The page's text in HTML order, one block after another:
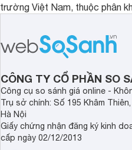
trường Việt Nam, thuộc phân
hướng đến nhu cầu di chuyển
ngày của người dùng.
CÔNG TY CỔ PHẦN SO
Công cụ so sánh giá online -
Trụ sở chính: Số 195 Khâm
Hà Nội
Giấy chứng nhận đăng ký kinh
cấp ngày 02/12/2013